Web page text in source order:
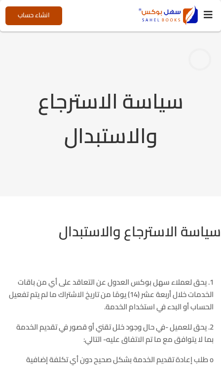
انشاء حساب
سياسة الاسترجاع
والاستبدال
سياسة الاسترجاع والاستبدال
1. يحق لعملاء سهل بوكس العدول عن التعاقد على أي من باقات
الخدمات خلال أربعة عشر (14) يومًا من تاريخ الاشتراك ما لم يتم تفعيل
الحساب أو البدء في استخدام الخدمة.
2. يحق للعميل -في حال وجود خلل تقني أو قصور في تقديم الخدمة
بما لا يتوافق مع ما تم الاتفاق عليه- التالي:
o طلب إعادة تقديم الخدمة بشكل صحيح دون أي تكلفة إضافية